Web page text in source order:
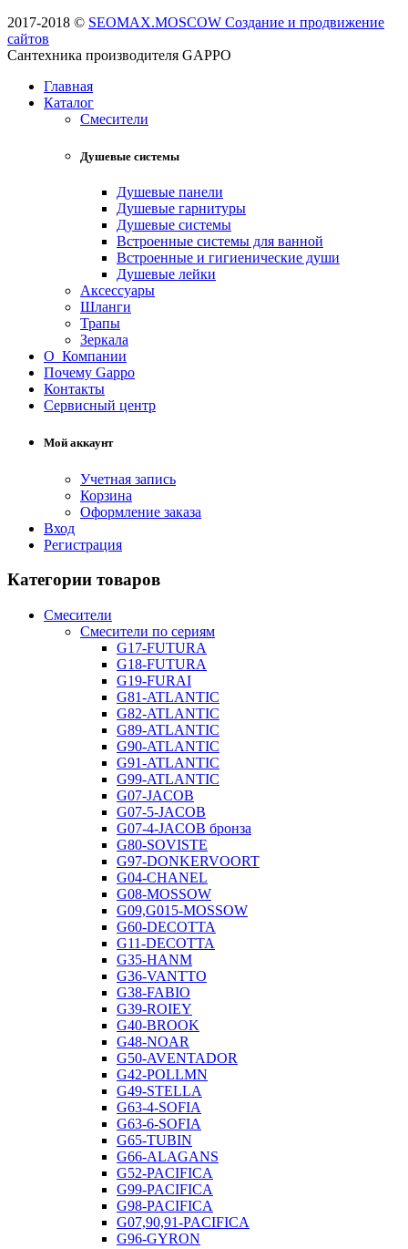
2017-2018 © SEOMAX.MOSCOW Создание и продвижение
сайтов
Сантехника производителя GAPPO
Главная
Каталог
Смесители
Душевые системы
Душевые панели
Душевые гарнитуры
Душевые системы
Встроенные системы для ванной
Встроенные и гигиенические души
Душевые лейки
Аксессуары
Шланги
Трапы
Зеркала
О Компании
Почему Gappo
Контакты
Сервисный центр
Мой аккаунт
Учетная запись
Корзина
Оформление заказа
Вход
Регистрация
Категории товаров
Смесители
Смесители по сериям
G17-FUTURA
G18-FUTURA
G19-FURAI
G81-ATLANTIC
G82-ATLANTIC
G89-ATLANTIC
G90-ATLANTIC
G91-ATLANTIC
G99-ATLANTIC
G07-JACOB
G07-5-JACOB
G07-4-JACOB бронза
G80-SOVISTE
G97-DONKERVOORT
G04-CHANEL
G08-MOSSOW
G09,G015-MOSSOW
G60-DECOTTA
G11-DECOTTA
G35-HANM
G36-VANTTO
G38-FABIO
G39-ROIEY
G40-BROOK
G48-NOAR
G50-AVENTADOR
G42-POLLMN
G49-STELLA
G63-4-SOFIA
G63-6-SOFIA
G65-TUBIN
G66-ALAGANS
G52-PACIFICA
G99-PACIFICA
G98-PACIFICA
G07,90,91-PACIFICA
G96-GYRON